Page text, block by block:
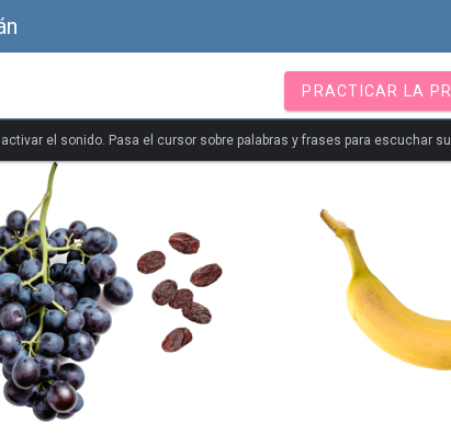
PRACTICAR LA
el sonido. Pasa el cursor sobre palabras y frases para escuchar